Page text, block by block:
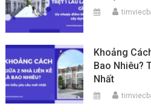
Khoảng
Bao Nhiêu?
Nhất